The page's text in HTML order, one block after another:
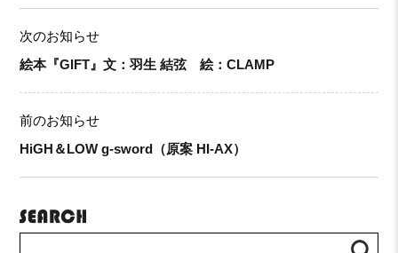
次のお知らせ
絵本『GIFT』文：羽生 結弦 絵：CLAMP
前のお知らせ
HiGH＆LOW g-sword（原案 HI-AX）